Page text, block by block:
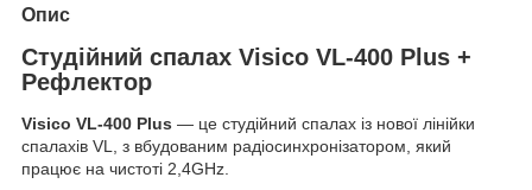
Опис
Студійний спалах Visico VL-400 Plus +
Рефлектор
Visico VL-400 Plus — це студійний спалах із нової лінійки
спалахів VL, з вбудованим радіосинхронізатором, який
працює на чистоті 2,4GHz.